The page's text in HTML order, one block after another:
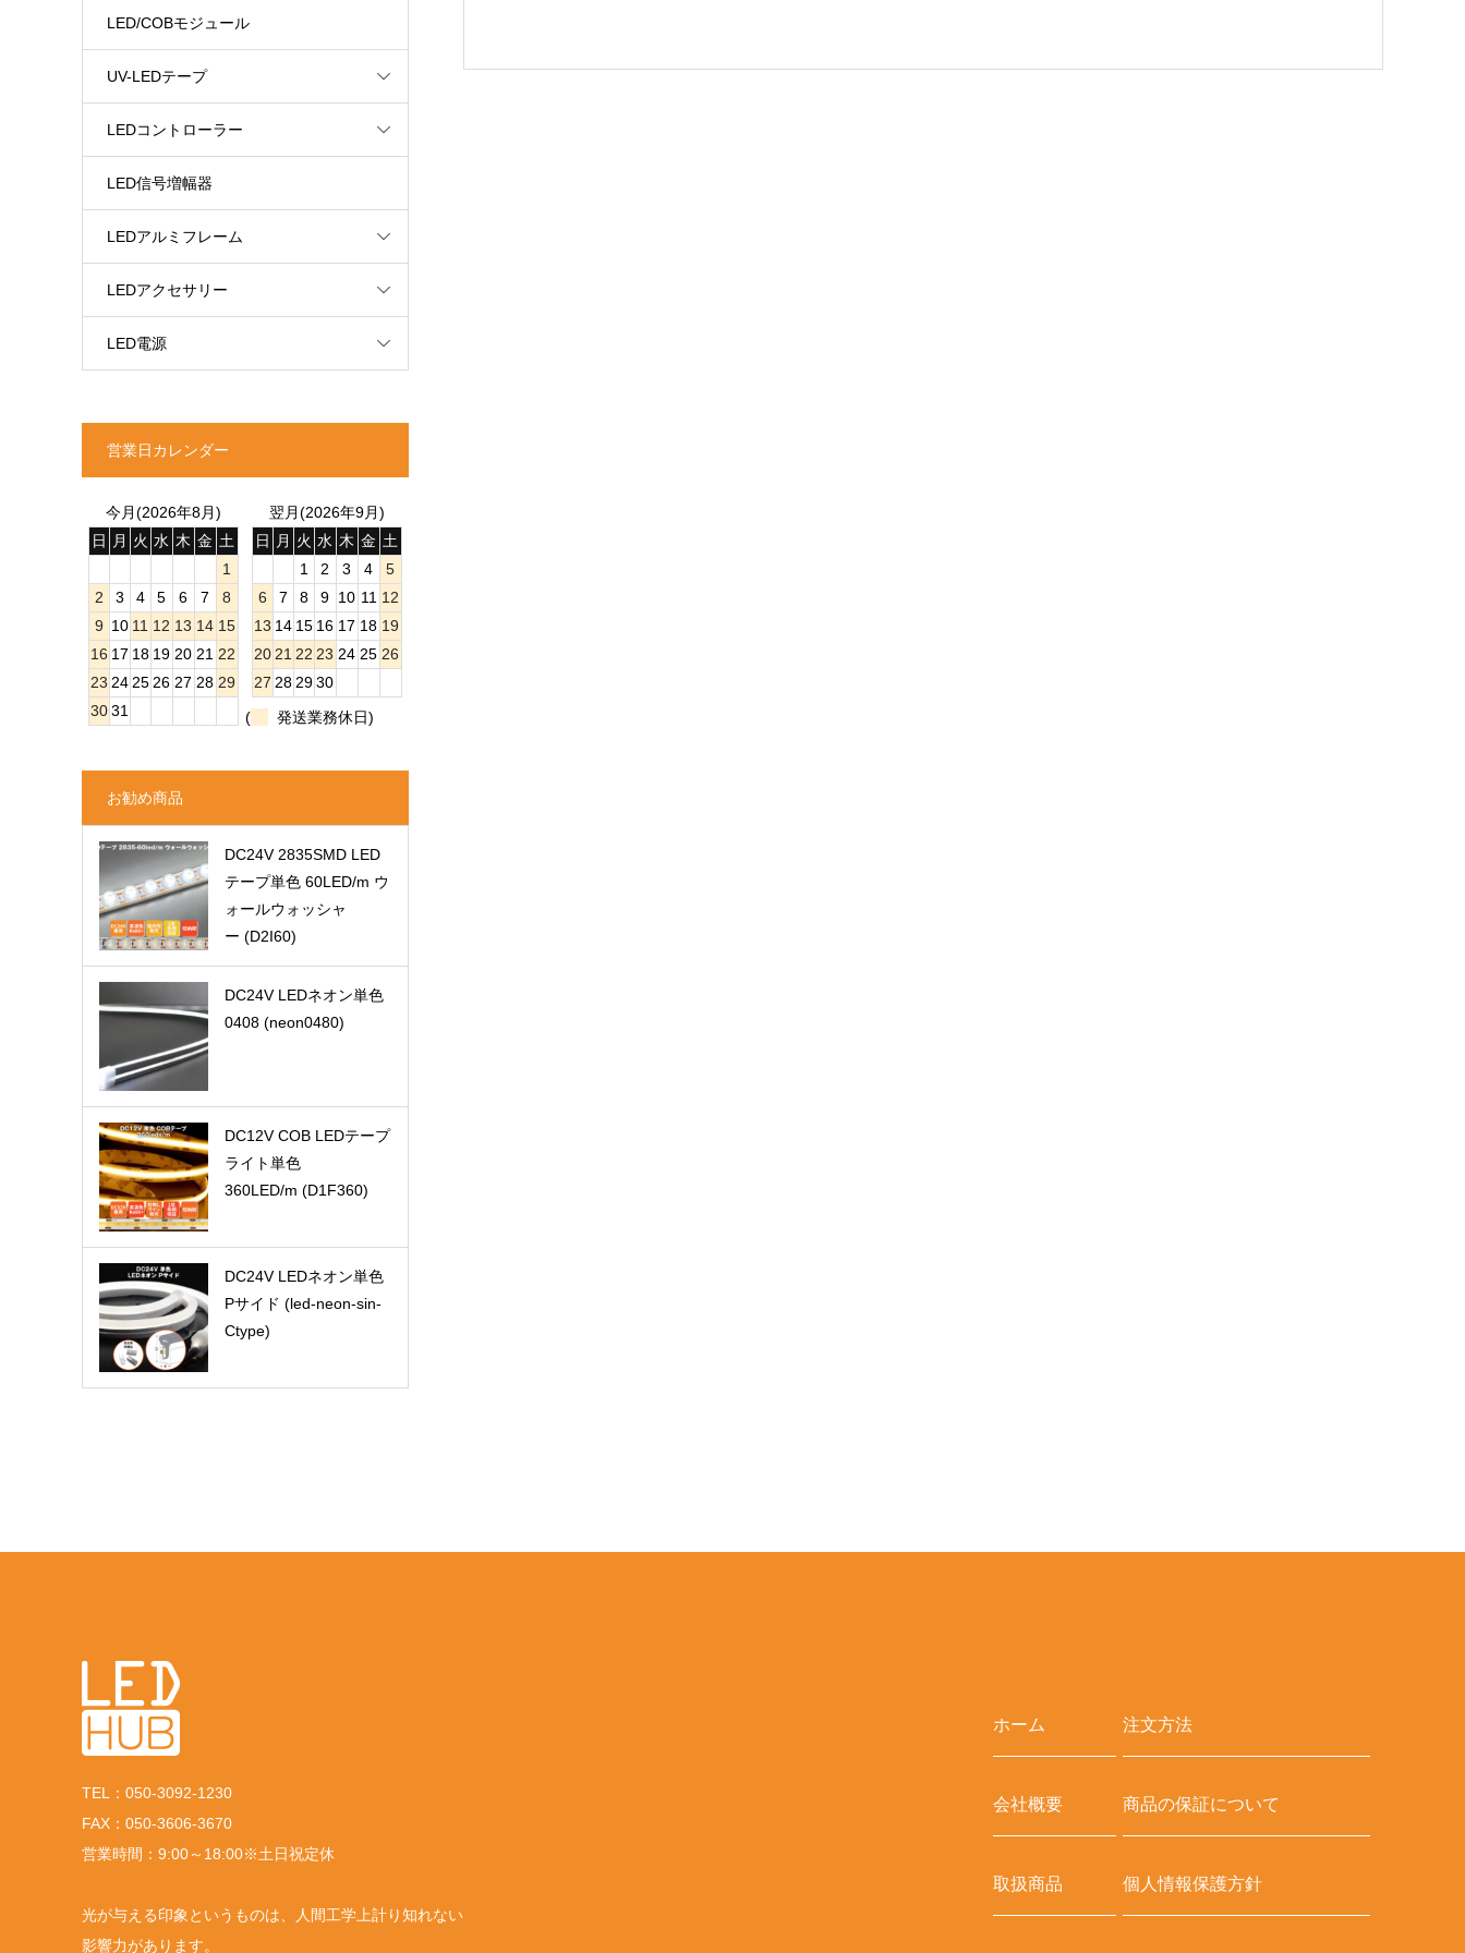
LED/COBモジュール
UV-LEDテープ
LEDコントローラー
LED信号増幅器
LEDアルミフレーム
LEDアクセサリー
LED電源
営業日カレンダー
今月(2026年8月)
日
月 火 水 木 金 土
1
2
3 4 5 6 7
8
9 10 11 12 13 14 15
16 17 18 19 20 21 22
23 24 25 26 27 28 29
30 31
翌月(2026年9月)
日
月 火 水 木 金 土
1
2 3 4
5
6
7 8 9 10 11 12
13 14 15 16 17 18 19
20 21 22 23 24 25 26
27 28 29 30
(
発送業務休日)
お勧め商品
DC24V 2835SMD LED
テープ単色 60LED/m ウ
ォールウォッシャ
ー (D2I60)
DC24V LEDネオン単色
0408 (neon0480)
DC12V COB LEDテープ
ライト単色
360LED/m (D1F360)
DC24V LEDネオン単色
Pサイド (led-neon-sin-
Ctype)
TEL：050-3092-1230
FAX：050-3606-3670
営業時間：9:00～18:00※土日祝定休
光が与える印象というものは、人間工学上計り知れない
影響力があります。
ホーム
会社概要
取扱商品
注文方法
商品の保証について
個人情報保護方針